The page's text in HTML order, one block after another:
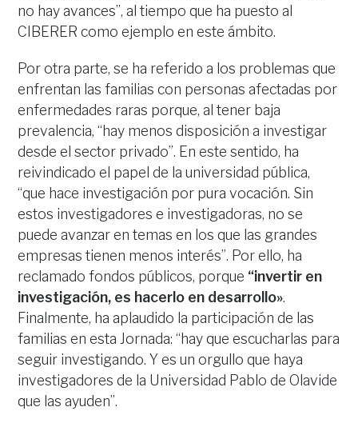
no hay avances”, al tiempo que ha puesto al
CIBERER como ejemplo en este ámbito.
Por otra parte, se ha referido a los problemas que
enfrentan las familias con personas afectadas por
enfermedades raras porque, al tener baja
prevalencia, “hay menos disposición a investigar
desde el sector privado”. En este sentido, ha
reivindicado el papel de la universidad pública,
“que hace investigación por pura vocación. Sin
estos investigadores e investigadoras, no se
puede avanzar en temas en los que las grandes
empresas tienen menos interés”. Por ello, ha
reclamado fondos públicos, porque “invertir en
investigación, es hacerlo en desarrollo».
Finalmente, ha aplaudido la participación de las
familias en esta Jornada: “hay que escucharlas para
seguir investigando. Y es un orgullo que haya
investigadores de la Universidad Pablo de Olavide
que las ayuden”.